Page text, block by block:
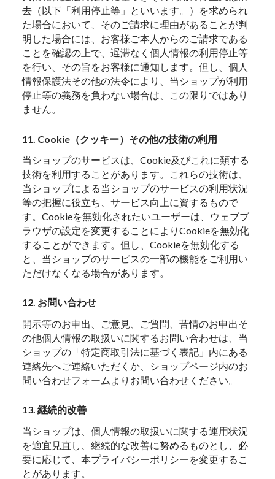
去（以下「利用停止等」といいます。）を求められ
た場合において、そのご請求に理由があることが判
明した場合には、お客様ご本人からのご請求である
ことを確認の上で、遅滞なく個人情報の利用停止等
を行い、その旨をお客様に通知します。但し、個人
情報保護法その他の法令により、当ショップが利用
停止等の義務を負わない場合は、この限りではあり
ません。
11. Cookie（クッキー）その他の技術の利用
当ショップのサービスは、Cookie及びこれに類する
技術を利用することがあります。これらの技術は、
当ショップによる当ショップのサービスの利用状況
等の把握に役立ち、サービス向上に資するもので
す。Cookieを無効化されたいユーザーは、ウェブブ
ラウザの設定を変更することによりCookieを無効化
することができます。但し、Cookieを無効化する
と、当ショップのサービスの一部の機能をご利用い
ただけなくなる場合があります。
12. お問い合わせ
開示等のお申出、ご意見、ご質問、苦情のお申出そ
の他個人情報の取扱いに関するお問い合わせは、当
ショップの「特定商取引法に基づく表記」内にある
連絡先へご連絡いただくか、ショップページ内のお
問い合わせフォームよりお問い合わせください。
13. 継続的改善
当ショップは、個人情報の取扱いに関する運用状況
を適宜見直し、継続的な改善に努めるものとし、必
要に応じて、本プライバシーポリシーを変更するこ
とがあります。